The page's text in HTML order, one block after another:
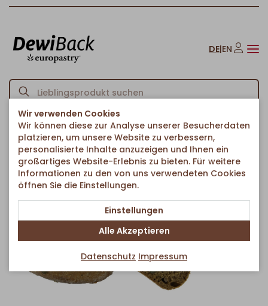
DE|EN
Startseite Brote & Brötchen /Brötchen Potatoes mit Kürbiskernen
Zurück zur Artikelübersicht
Wir verwenden Cookies
Wir können diese zur Analyse unserer Besucherdaten
platzieren, um unsere Website zu verbessern,
personalisierte Inhalte anzuzeigen und Ihnen ein
großartiges Website-Erlebnis zu bieten. Für weitere
Informationen zu den von uns verwendeten Cookies
öffnen Sie die Einstellungen.
Einstellungen
Alle Akzeptieren
Datenschutz Impressum